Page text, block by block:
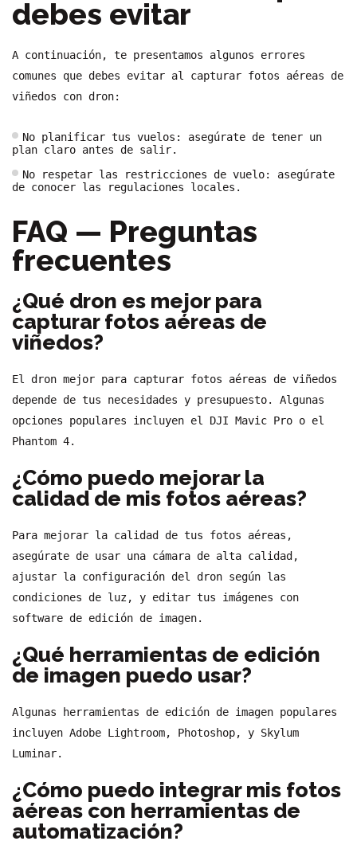
debes evitar
A continuación, te presentamos algunos errores
comunes que debes evitar al capturar fotos aéreas de
viñedos con dron:
No planificar tus vuelos: asegúrate de tener un
plan claro antes de salir.
No respetar las restricciones de vuelo: asegúrate
de conocer las regulaciones locales.
FAQ — Preguntas
frecuentes
¿Qué dron es mejor para
capturar fotos aéreas de
viñedos?
El dron mejor para capturar fotos aéreas de viñedos
depende de tus necesidades y presupuesto. Algunas
opciones populares incluyen el DJI Mavic Pro o el
Phantom 4.
¿Cómo puedo mejorar la
calidad de mis fotos aéreas?
Para mejorar la calidad de tus fotos aéreas,
asegúrate de usar una cámara de alta calidad,
ajustar la configuración del dron según las
condiciones de luz, y editar tus imágenes con
software de edición de imagen.
¿Qué herramientas de edición
de imagen puedo usar?
Algunas herramientas de edición de imagen populares
incluyen Adobe Lightroom, Photoshop, y Skylum
Luminar.
¿Cómo puedo integrar mis fotos
aéreas con herramientas de
automatización?